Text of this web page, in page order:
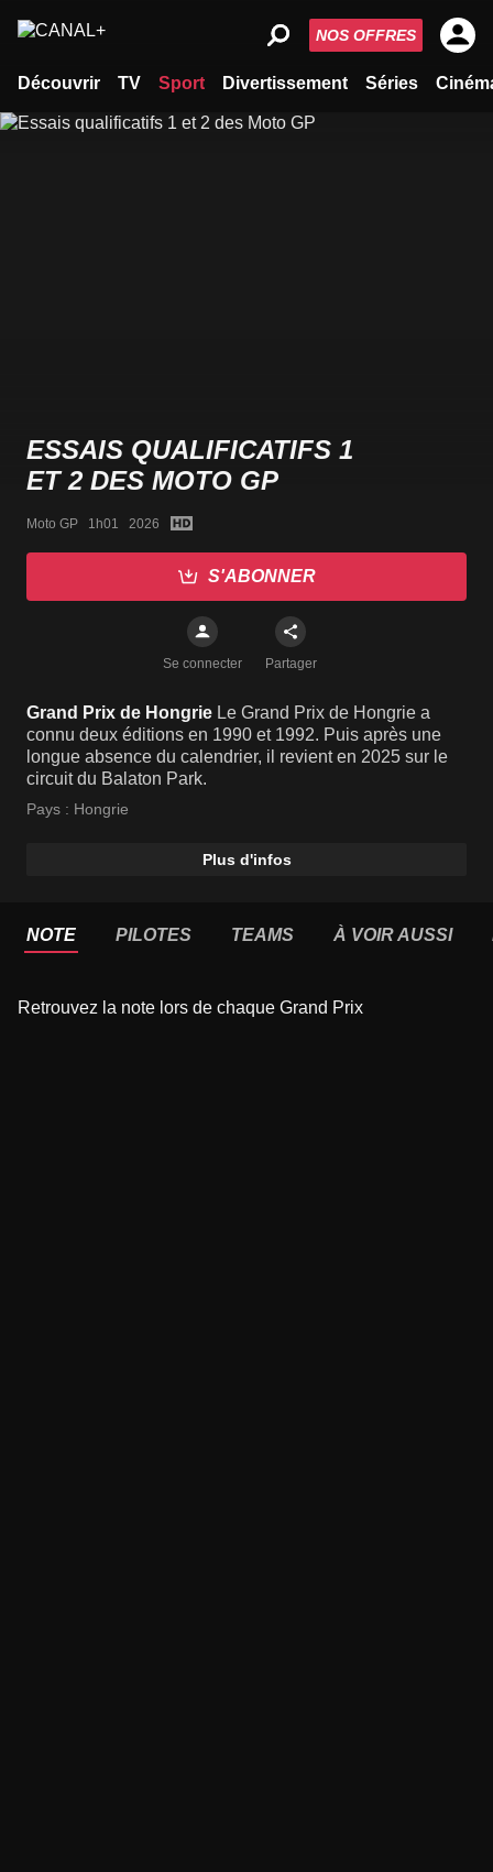
Découvrir TV Sport Divertissement Séries
NOS OFFRES
ESSAIS QUALIFICATIFS 1
ET 2 DES MOTO GP
Moto GP   1h01   2026
S'ABONNER
Se connecter Partager
Grand Prix de Hongrie Le Grand Prix de Hongrie a
connu deux éditions en 1990 et 1992. Puis après une
longue absence du calendrier, il revient en 2025 sur le
circuit du Balaton Park.
Pays : Hongrie
Plus d'infos
NOTE PILOTES TEAMS À VOIR AUSSI
Retrouvez la note lors de chaque Grand Prix